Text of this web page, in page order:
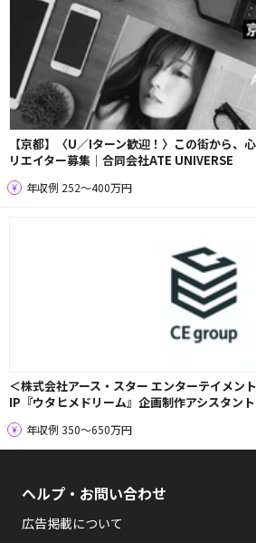
【京都】〈U／Iターン歓迎！〉この街から、
リエイター募集｜合同会社ATE UNIVERSE
年収例 252〜400万円
＜株式会社アース・スター エンターテイメン
IP『ウタヒメドリーム』企画制作アシスタン
年収例 350〜650万円
ヘルプ・お問い合わせ
広告掲載について